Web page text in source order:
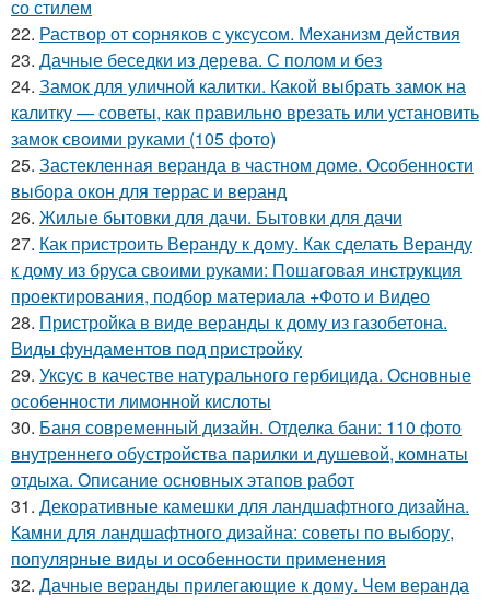
со стилем
22. Раствор от сорняков с уксусом. Механизм действия
23. Дачные беседки из дерева. С полом и без
24. Замок для уличной калитки. Какой выбрать замок на
калитку — советы, как правильно врезать или установить
замок своими руками (105 фото)
25. Застекленная веранда в частном доме. Особенности
выбора окон для террас и веранд
26. Жилые бытовки для дачи. Бытовки для дачи
27. Как пристроить Веранду к дому. Как сделать Веранду
к дому из бруса своими руками: Пошаговая инструкция
проектирования, подбор материала +Фото и Видео
28. Пристройка в виде веранды к дому из газобетона.
Виды фундаментов под пристройку
29. Уксус в качестве натурального гербицида. Основные
особенности лимонной кислоты
30. Баня современный дизайн. Отделка бани: 110 фото
внутреннего обустройства парилки и душевой, комнаты
отдыха. Описание основных этапов работ
31. Декоративные камешки для ландшафтного дизайна.
Камни для ландшафтного дизайна: советы по выбору,
популярные виды и особенности применения
32. Дачные веранды прилегающие к дому. Чем веранда